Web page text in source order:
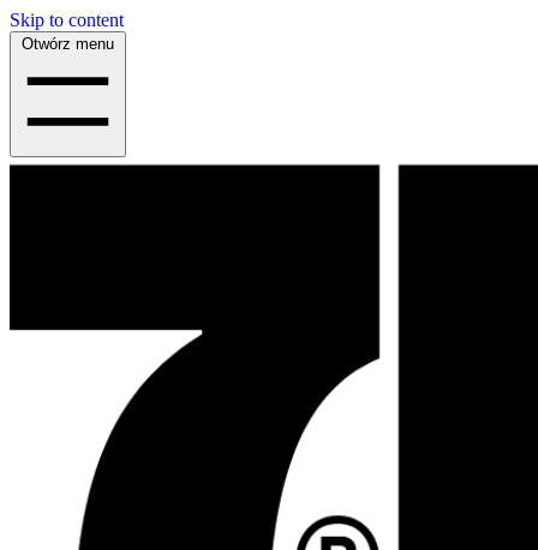
Skip to content
Otwórz menu